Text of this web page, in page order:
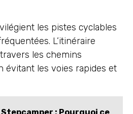
les pistes cyclables
L’itinéraire
les chemins
évitant les voies rapides et